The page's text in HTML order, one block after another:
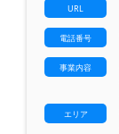
URL
電話番号
事業内容
エリア